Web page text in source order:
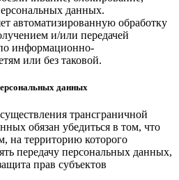
данных.
автоматизированную обработку
и/или передачей
информационно-
или без таковой.
данных
трансграничной
обязан убедиться в том, что
на территорию которого
передачу персональных данных,
прав субъектов